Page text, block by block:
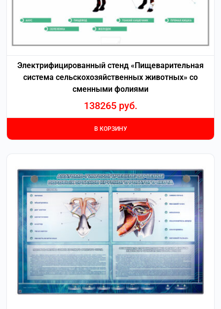
Электрифицированный стенд «Пищеварительная
система сельскохозяйственных животных» со
сменными фолиями
138265 руб.
В КОРЗИНУ